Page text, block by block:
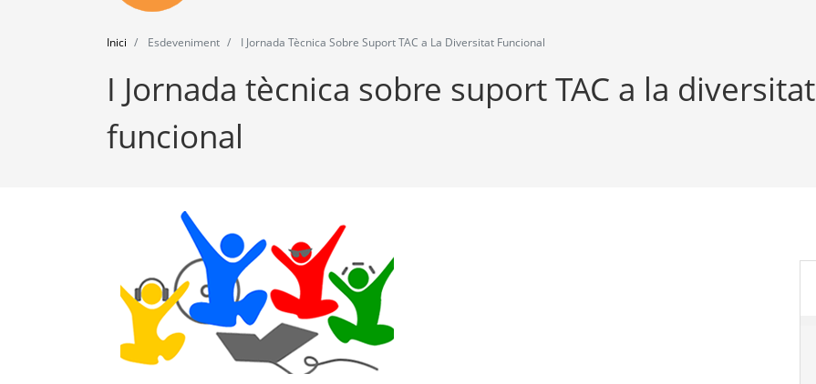
Inici Esdeveniment I Jornada Tècnica Sobre Suport TAC a La Diversitat Funcional
I Jornada tècnica sobre suport TAC a la diversitat
funcional